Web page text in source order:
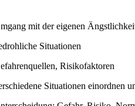
mit der eigenen
Situationen
Risikofaktoren
Situationen einordnen